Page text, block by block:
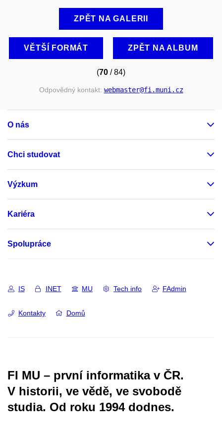
ZPĚT NA GALERII
VĚTŠÍ FORMÁT ZPĚT NA ALBUM
(70 / 84)
Odpovědný kontakt: webmaster@fi.muni.cz
O nás
Chci studovat
Výzkum
Kariéra
Spolupráce
IS INET MU Tech info FAdmin
Kontakty Domů
FI MU – první informatika v ČR.
V historii, ve vědě, ve svobodě
studia. Od roku 1994 dodnes.